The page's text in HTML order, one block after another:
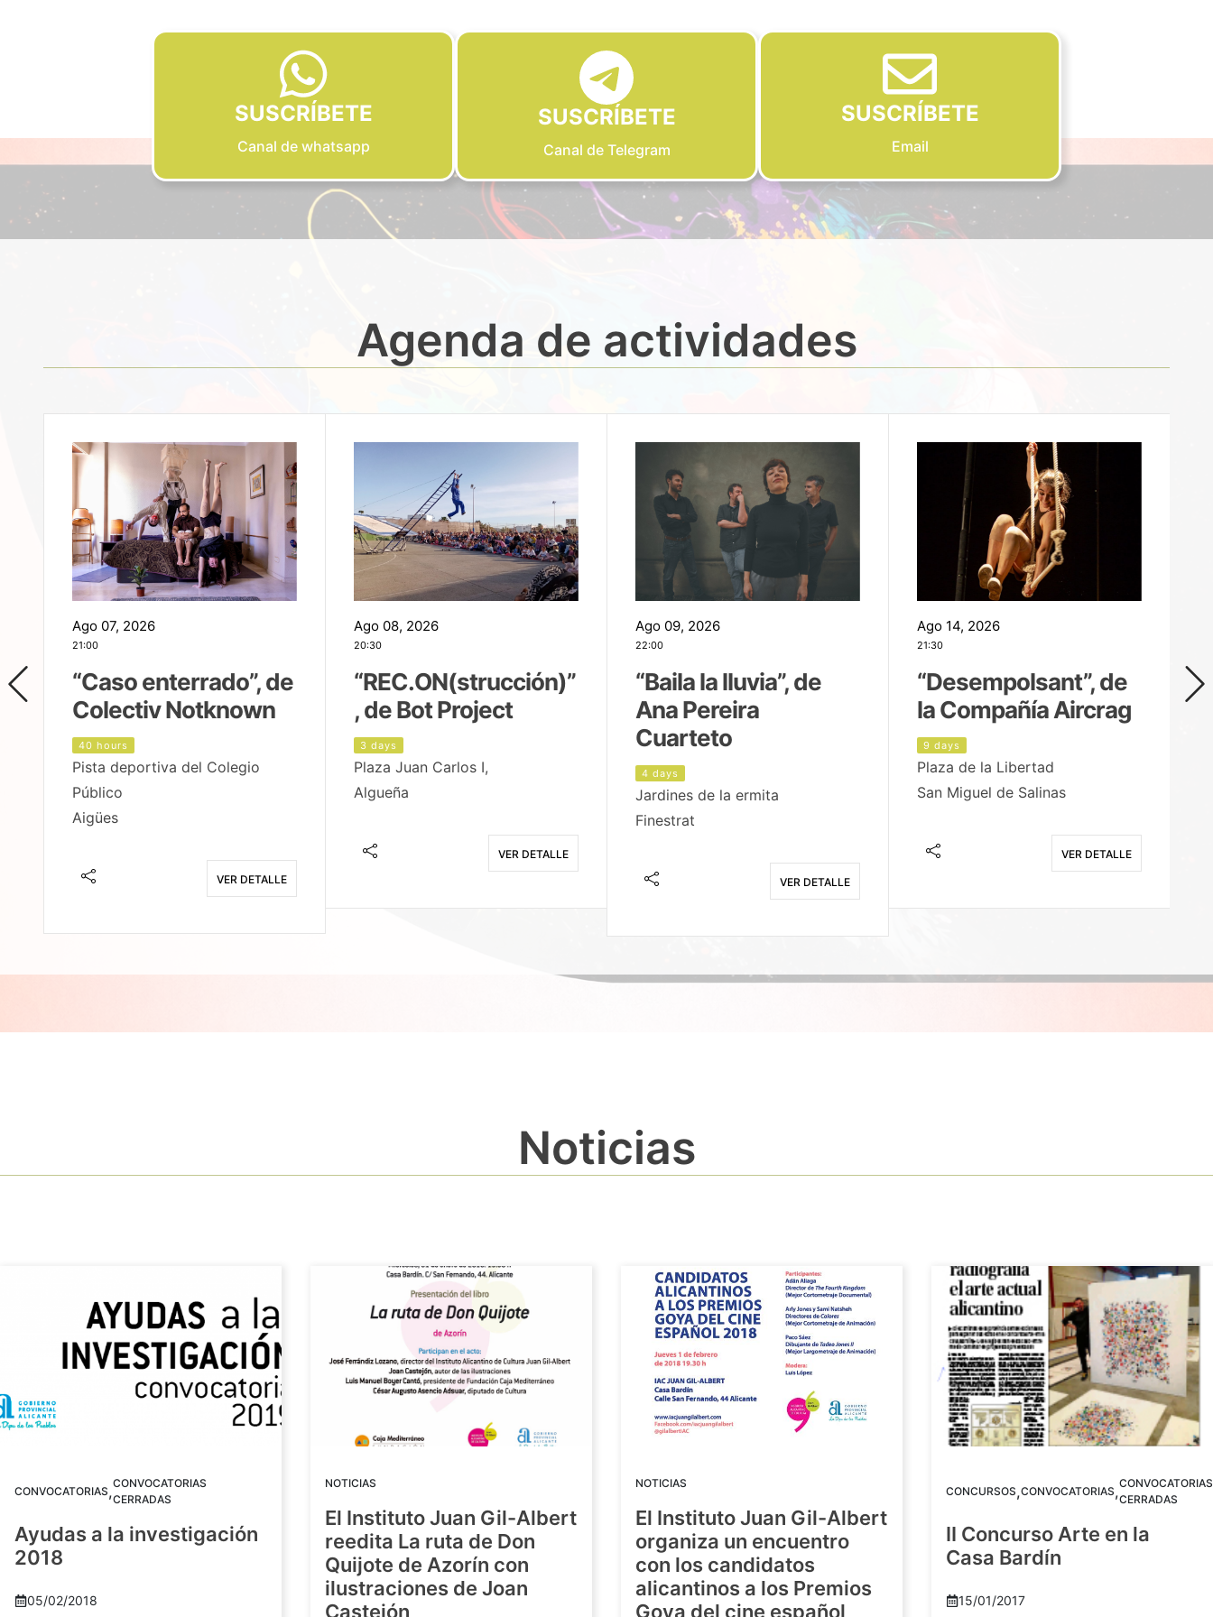
SUSCRÍBETE
Canal de whatsapp
SUSCRÍBETE
Canal de Telegram
SUSCRÍBETE
Email
Agenda de actividades
Ago 07, 2026
21:00
“Caso enterrado”, de
Colectiv Notknown
40 hours
Pista deportiva del Colegio
Público
Aigües
VER DETALLE
Ago 08, 2026
20:30
“REC.ON(strucción)”
, de Bot Project
3 days
Plaza Juan Carlos I,
Algueña
VER DETALLE
Ago 09, 2026
22:00
“Baila la lluvia”, de
Ana Pereira
Cuarteto
4 days
Jardines de la ermita
Finestrat
VER DETALLE
Ago 14, 2026
21:30
“Desempolsant”, de
la Compañía Aircrag
9 days
Plaza de la Libertad
San Miguel de Salinas
VER DETALLE
Noticias
CONVOCATORIAS,CONVOCATORIAS
CERRADAS
Ayudas a la investigación
2018
05/02/2018
NOTICIAS
El Instituto Juan Gil-Albert
reedita La ruta de Don
Quijote de Azorín con
ilustraciones de Joan
Castejón
NOTICIAS
El Instituto Juan Gil-Albert
organiza un encuentro
con los candidatos
alicantinos a los Premios
Goya del cine español
CONCURSOS,CONVOCATORIAS,CONVOCATORIAS
CERRADAS
II Concurso Arte en la
Casa Bardín
15/01/2017